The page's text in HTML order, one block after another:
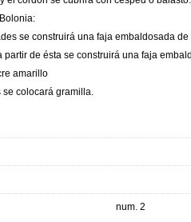
se construirá una faja embaldosada
de ésta se construirá una faja
amarillo
colocará gramilla.
num. 2